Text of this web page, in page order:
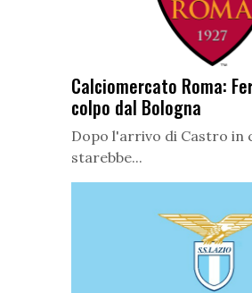
Calciomercato Roma:
colpo dal Bologna
Dopo l'arrivo di Castro in
starebbe...